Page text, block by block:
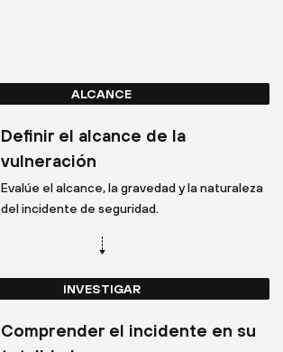
ALCANCE
Definir el alcance de la
vulneración
Evalúe el alcance, la gravedad y la naturaleza
del incidente de seguridad.
INVESTIGAR
Comprender el incidente en su